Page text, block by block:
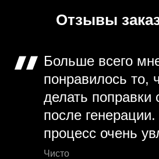
Отзывы
Больше всего
понравилось то,
делать поправки
после
процесс очень
Чисто